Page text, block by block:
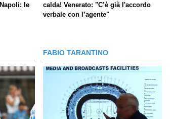
le
calda! Venerato: "C’è già l'accordo
verbale con l’agente"
FABIO TARANTINO